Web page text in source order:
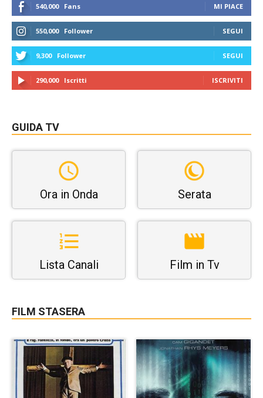
540,000 Fans MI PIACE
550,000 Follower SEGUI
9,300 Follower SEGUI
290,000 Iscritti ISCRIVITI
GUIDA TV
Ora in Onda Serata
Lista Canali Film in Tv
FILM STASERA